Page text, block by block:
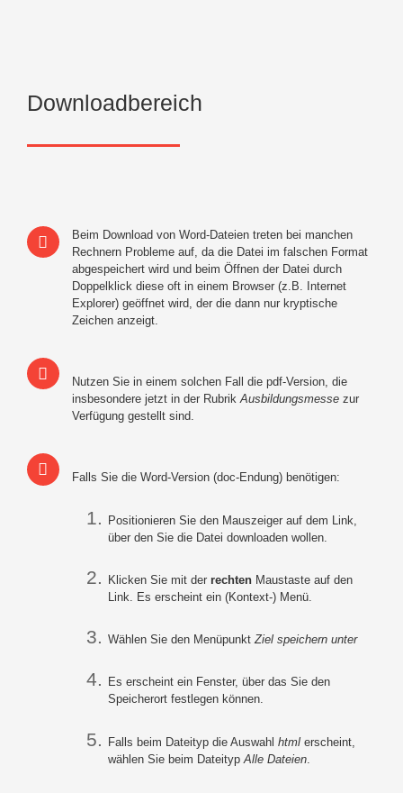
Downloadbereich
Beim Download von Word-Dateien treten bei manchen
Rechnern Probleme auf, da die Datei im falschen Format
abgespeichert wird und beim Öffnen der Datei durch
Doppelklick diese oft in einem Browser (z.B. Internet
Explorer) geöffnet wird, der die dann nur kryptische
Zeichen anzeigt.
Nutzen Sie in einem solchen Fall die pdf-Version, die
insbesondere jetzt in der RubrikAusbildungsmesse zur
Verfügung gestellt sind.
Falls Sie die Word-Version (doc-Endung) benötigen:
Positionieren Sie den Mauszeiger auf dem Link,
über den Sie die Datei downloaden wollen.
Klicken Sie mit der rechten Maustaste auf den
Link. Es erscheint ein (Kontext-) Menü.
Wählen Sie den MenüpunktZiel speichern unter
Es erscheint ein Fenster, über das Sie den
Speicherort festlegen können.
Falls beim Dateityp die Auswahlhtml erscheint,
wählen Sie beim DateitypAlle Dateien